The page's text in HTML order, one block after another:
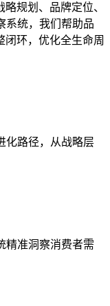
规划、品牌定位、
系统，我们帮助品
闭环，优化全生命周
化路径，从战略层
精准洞察消费者需